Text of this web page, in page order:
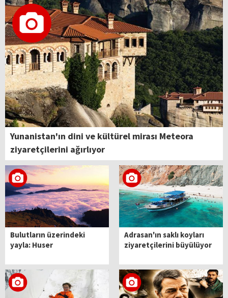
Yunanistan'ın dini ve kültürel mirası Meteora
ziyaretçilerini ağırlıyor
Bulutların üzerindeki
yayla: Huser
Adrasan'ın saklı koyları
ziyaretçilerini büyülüyor